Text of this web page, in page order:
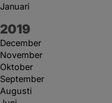
Januari
År:
2019
December
November
Oktober
September
Augusti